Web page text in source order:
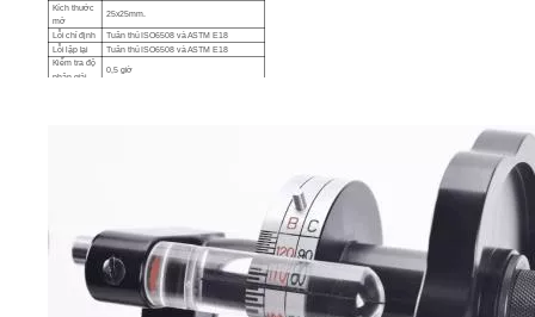
Kích thước
mở
25x25mm.
Lỗi chỉ định Tuân thủ ISO6508 và ASTM E18
Lỗi lặp lại Tuân thủ ISO6508 và ASTM E18
Kiểm tra độ
phân giải
0,5 giờ